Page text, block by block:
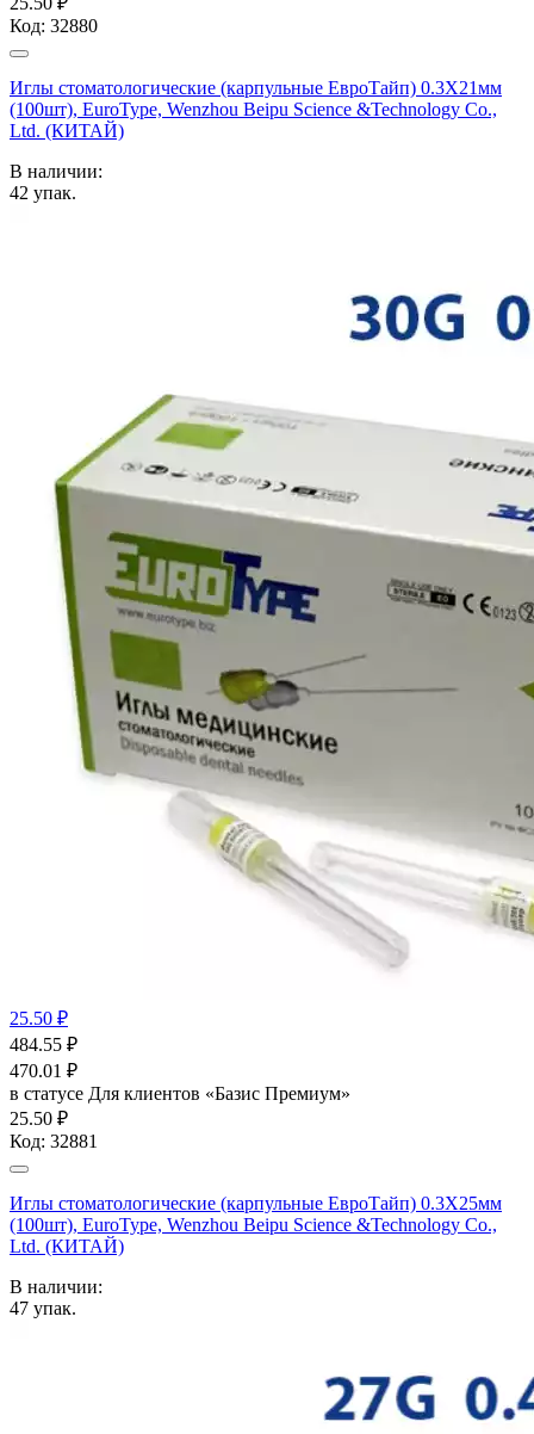
Код: 32880
Иглы стоматологические (карпульные ЕвроТайп) 0.3X21мм
(100шт), EuroType, Wenzhou Beipu Science &Technology Co.,
Ltd. (КИТАЙ)
В наличии:
42 упак.
25.50 ₽
484.55 ₽
470.01 ₽
в статусе Для клиентов «Базис Премиум»
25.50 ₽
Код: 32881
Иглы стоматологические (карпульные ЕвроТайп) 0.3X25мм
(100шт), EuroType, Wenzhou Beipu Science &Technology Co.,
Ltd. (КИТАЙ)
В наличии:
47 упак.